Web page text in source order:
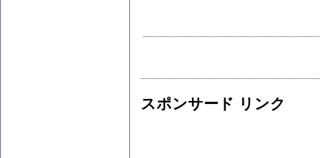
スポンサード リンク